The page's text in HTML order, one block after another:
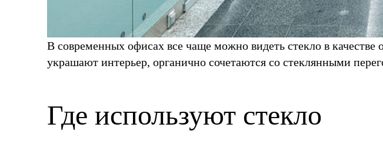
В современных офисах все чаще можно видеть стекло в
украшают интерьер, органично сочетаются со стеклянными
Где используют стекло